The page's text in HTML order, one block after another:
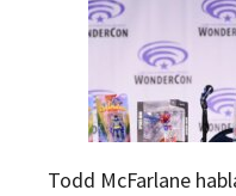
Todd McFarlane